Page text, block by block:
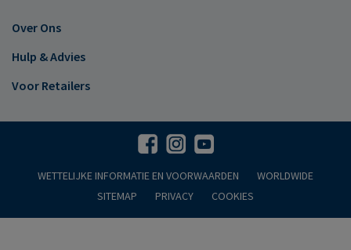
Over Ons
Hulp & Advies
Voor Retailers
WETTELIJKE INFORMATIE EN VOORWAARDEN
WORLDWIDE
SITEMAP
PRIVACY COOKIES